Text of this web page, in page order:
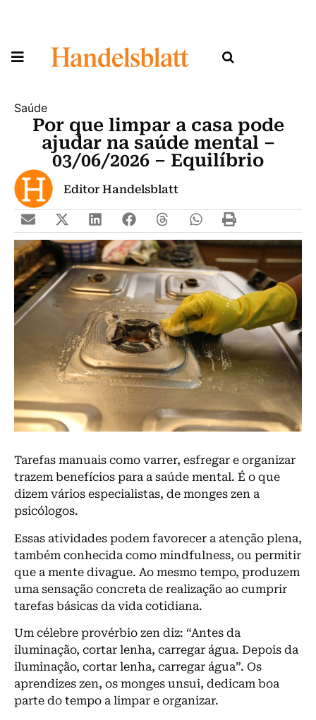
Saúde
Por que limpar a casa pode
ajudar na saúde mental –
03/06/2026 – Equilíbrio
Editor Handelsblatt
Tarefas manuais como varrer, esfregar e organizar
trazem benefícios para a saúde mental. É o que
dizem vários especialistas, de monges zen a
psicólogos.
Essas atividades podem favorecer a atenção plena,
também conhecida como mindfulness, ou permitir
que a mente divague. Ao mesmo tempo, produzem
uma sensação concreta de realização ao cumprir
tarefas básicas da vida cotidiana.
Um célebre provérbio zen diz: “Antes da
iluminação, cortar lenha, carregar água. Depois da
iluminação, cortar lenha, carregar água”. Os
aprendizes zen, os monges unsui, dedicam boa
parte do tempo a limpar e organizar.